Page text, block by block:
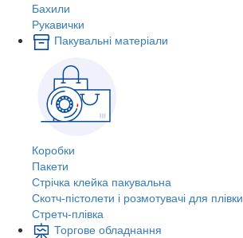
Бахили
Рукавички
Пакувальні матеріали
Коробки
Пакети
Стрічка клейка пакувальна
Скотч-пістолети і розмотувачі для плівки
Стретч-плівка
Торгове обладнання